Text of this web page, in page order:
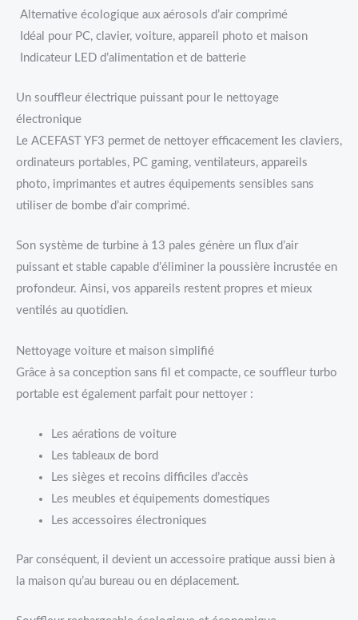
Alternative écologique aux aérosols d’air comprimé
Idéal pour PC, clavier, voiture, appareil photo et maison
Indicateur LED d’alimentation et de batterie
Un souffleur électrique puissant pour le nettoyage
électronique
Le ACEFAST YF3 permet de nettoyer efficacement les claviers,
ordinateurs portables, PC gaming, ventilateurs, appareils
photo, imprimantes et autres équipements sensibles sans
utiliser de bombe d’air comprimé.
Son système de turbine à 13 pales génère un flux d’air
puissant et stable capable d’éliminer la poussière incrustée en
profondeur. Ainsi, vos appareils restent propres et mieux
ventilés au quotidien.
Nettoyage voiture et maison simplifié
Grâce à sa conception sans fil et compacte, ce souffleur turbo
portable est également parfait pour nettoyer :
Les aérations de voiture
Les tableaux de bord
Les sièges et recoins difficiles d’accès
Les meubles et équipements domestiques
Les accessoires électroniques
Par conséquent, il devient un accessoire pratique aussi bien à
la maison qu’au bureau ou en déplacement.